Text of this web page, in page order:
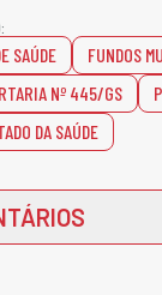
SAÚDE
FUNDOS
Nº 445/GS
DA SAÚDE